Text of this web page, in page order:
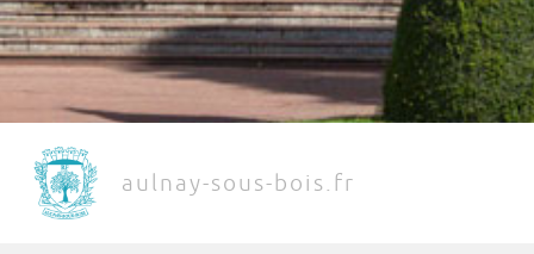
aulnay-sous-bois.fr